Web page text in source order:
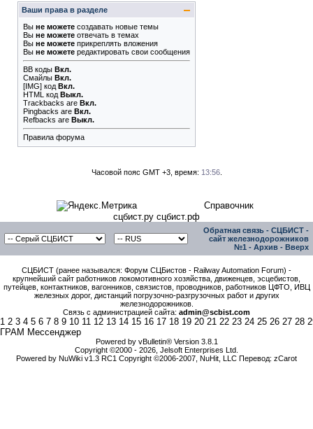
Ваши права в разделе
Вы не можете создавать новые темы
Вы не можете отвечать в темах
Вы не можете прикреплять вложения
Вы не можете редактировать свои сообщения
BB коды Вкл.
Смайлы Вкл.
[IMG] код Вкл.
HTML код Выкл.
Trackbacks are Вкл.
Pingbacks are Вкл.
Refbacks are Выкл.
Правила форума
Часовой пояс GMT +3, время: 13:56.
Справочник
сцбист.ру сцбист.рф
Обратная связь - СЦБИСТ -
сайт железнодорожников
№1 - Архив - Вверх
СЦБИСТ (ранее назывался: Форум СЦБистов - Railway Automation Forum) -
крупнейший сайт работников локомотивного хозяйства, движенцев, эсцебистов,
путейцев, контактников, вагонников, связистов, проводников, работников ЦФТО, ИВЦ
железных дорог, дистанций погрузочно-разгрузочных работ и других
железнодорожников.
Связь с администрацией сайта: admin@scbist.com
1 2 3 4 5 6 7 8 9 10 11 12 13 14 15 16 17 18 19 20 21 22 23 24 25 26 27 28
ГРАМ Мессенджер
Powered by vBulletin® Version 3.8.1
Copyright ©2000 - 2026, Jelsoft Enterprises Ltd.
Powered by NuWiki v1.3 RC1 Copyright ©2006-2007, NuHit, LLC Перевод: zCarot